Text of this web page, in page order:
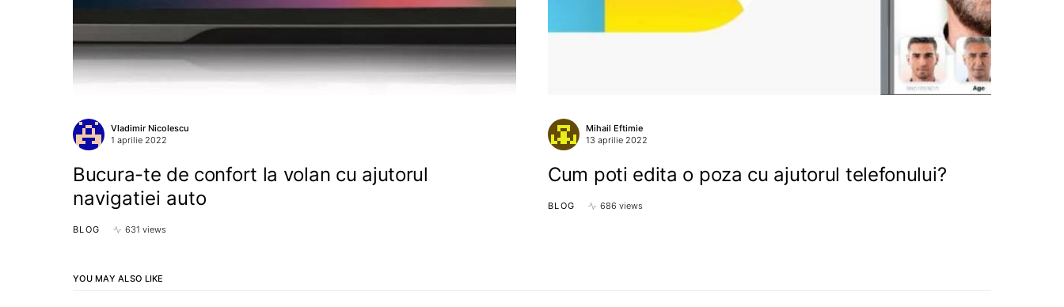
Vladimir Nicolescu
1 aprilie 2022
Bucura-te de confort la volan cu ajutorul
navigatiei auto
BLOG 631 views
Mihail Eftimie
13 aprilie 2022
Cum poti edita o poza cu ajutorul telefonului?
BLOG 686 views
YOU MAY ALSO LIKE